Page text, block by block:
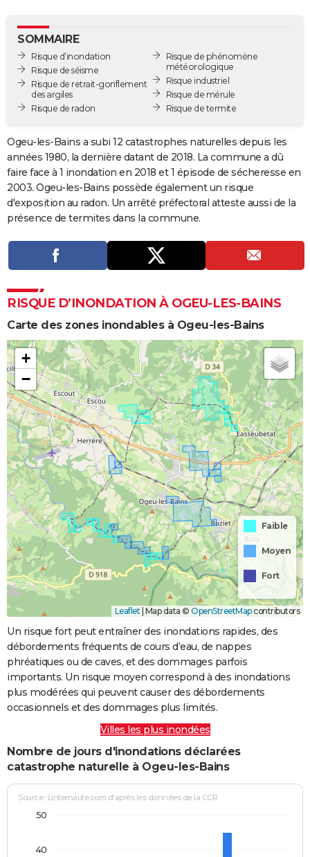
GUIDES D'ACHAT
BONS PLANS
CARTE DE VOEUX
Dictionnaire
Biographies
Citations
Expressions
Proverbes
PROGRAMME TV
COPAINS D'AVANT
S'inscrire
Se connecter
Lycées
Collèges
Primaires
Universités
Entreprises
Service militaire
Avis de recherche
AVIS DE DÉCÈS
FORUM
Lifestyle
Sport
Television
Cinema
SOMMAIRE
Risque d’inondation
Risque de séisme
Risque de retrait-gonflement
des argiles
Risque de radon
Risque de phénomène
météorologique
Risque industriel
Risque de mérule
Risque de termite
Ogeu-les-Bains a subi 12 catastrophes naturelles depuis les
années 1980, la dernière datant de 2018. La commune a dû
faire face à 1 inondation en 2018 et 1 épisode de sécheresse en
2003. Ogeu-les-Bains possède également un risque
d'exposition au radon. Un arrêté préfectoral atteste aussi de la
présence de termites dans la commune.
RISQUE D’INONDATION À OGEU-LES-BAINS
Carte des zones inondables à Ogeu-les-Bains
+
−
Faible
Moyen
Fort
Leaflet Map data © OpenStreetMapcontributors
Un risque fort peut entraîner des inondations rapides, des
débordements fréquents de cours d’eau, de nappes
phréatiques ou de caves, et des dommages parfois
importants. Un risque moyen correspond à des inondations
plus modérées qui peuvent causer des débordements
occasionnels et des dommages plus limités.
Villes les plus inondées
Nombre de jours d'inondations déclarées
catastrophe naturelle à Ogeu-les-Bains
Source : Linternaute.com d'après les données de la CCR
40
50